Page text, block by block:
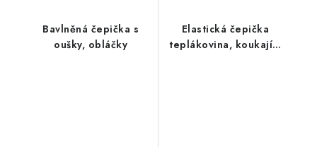
Bavlněná čepička s
oušky, obláčky
Elastická čepička
teplákovina, koukající